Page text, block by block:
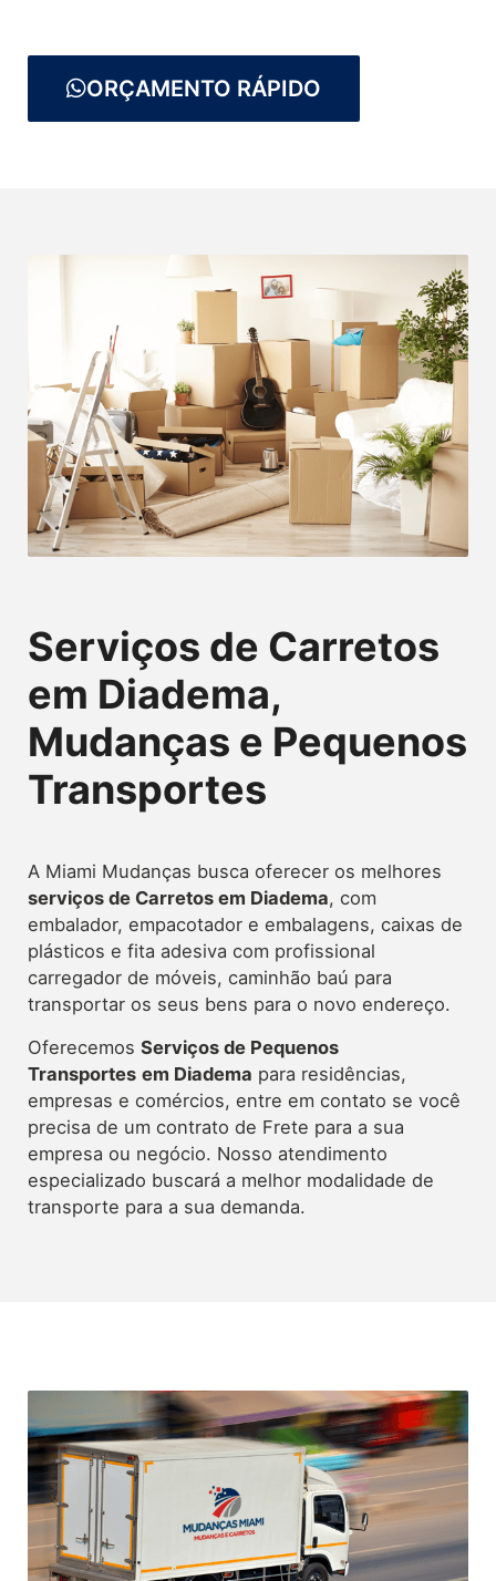
ORÇAMENTO RÁPIDO
Serviços de Carretos
em Diadema,
Mudanças e Pequenos
Transportes
A Miami Mudanças busca oferecer os melhores
serviços de Carretos em Diadema, com
embalador, empacotador e embalagens, caixas de
plásticos e fita adesiva com profissional
carregador de móveis, caminhão baú para
transportar os seus bens para o novo endereço.
Oferecemos Serviços de Pequenos
Transportes em Diadema para residências,
empresas e comércios, entre em contato se você
precisa de um contrato de Frete para a sua
empresa ou negócio. Nosso atendimento
especializado buscará a melhor modalidade de
transporte para a sua demanda.